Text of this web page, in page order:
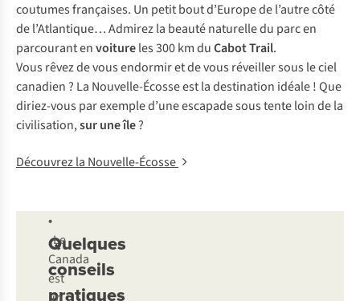
coutumes françaises. Un petit bout d’Europe de l’autre côté
de l’Atlantique… Admirez la beauté naturelle du parc en
parcourant envoitureles 300 km duCabot Trail.
Vous rêvez de vous endormir et de vous réveiller sous le ciel
canadien ? La Nouvelle-Écosse est la destination idéale ! Que
diriez-vous par exemple d’une escapade sous tente loin de la
civilisation,sur une île?
Découvrez la Nouvelle-Écosse
Quelques
conseils
pratiques
•
Le
Canada
est